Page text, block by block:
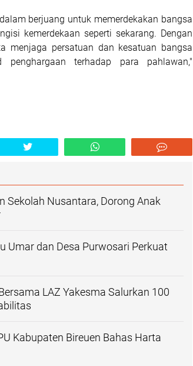
berjuang untuk memerdekakan bangsa
kemerdekaan seperti sekarang. Dengan
menjaga persatuan dan kesatuan bangsa
terhadap para pahlawan,"
Sekolah Nusantara, Dorong Anak
Umar dan Desa Purwosari Perkuat
LAZ Yakesma Salurkan 100
Kabupaten Bireuen Bahas Harta